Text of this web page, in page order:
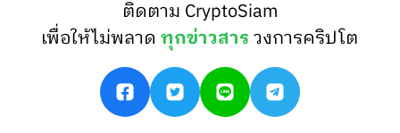
ติดตาม CryptoSiam
เพื่อให้ไม่พลาดทุกข่าวสารวงการคริปโต